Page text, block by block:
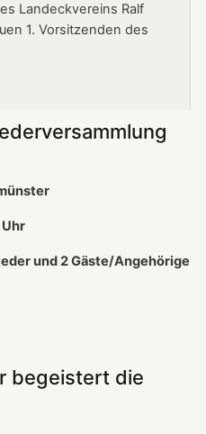
Landeckvereins Ralf
1. Vorsitzenden des
und 2 Gäste/Angehörige
begeistert die